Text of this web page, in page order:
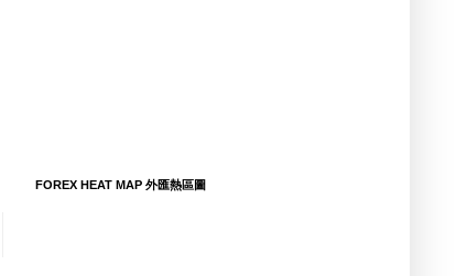
FOREX HEAT MAP 外匯熱區圖